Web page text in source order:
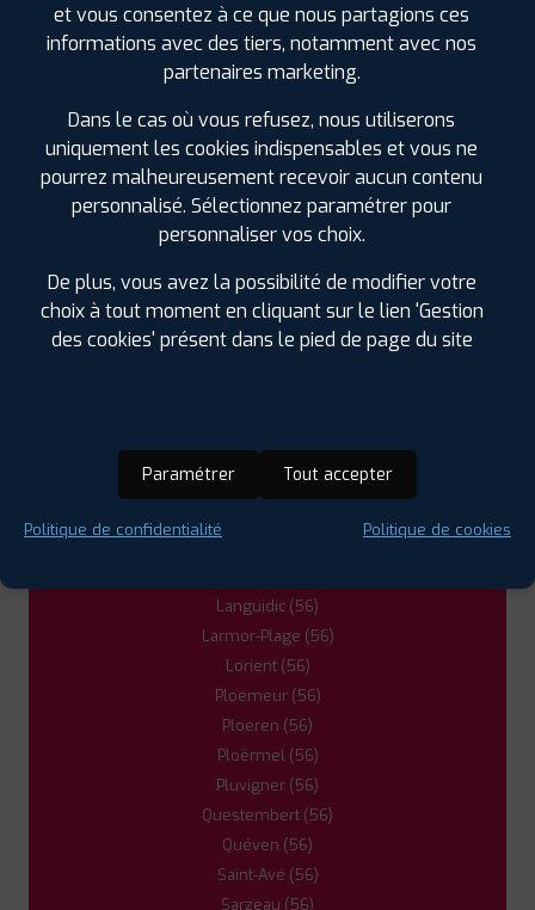
PROFIL PLUS MOREAC
ZI DU BRONUT 56500 MOREAC
4
PROFIL PLUSHENNEBONT
HENNEBONT
0297361688
HORAIRES | +D'INFOS
PROFIL PLUSQUEVEN
ZAC DU MORILLON
56530 QUEVEN
HORAIRES | +D'INFOS
RUE BARTHELEMY THIMONNIER 56800
LES GARAGES PROFIL PLUS
DANS LES VILLES À PROXIMITÉ
Auray (56)
Baud (56)
Brech (56)
Hennebont (56)
Herbignac (44)
Languidic (56)
Larmor-Plage (56)
Lorient (56)
Ploemeur (56)
Ploeren (56)
Ploërmel (56)
Pluvigner (56)
Questembert (56)
Quéven (56)
Saint-Avé (56)
Sarzeau (56)
et vous consentez à ce que nous partagions ces
informations avec des tiers, notamment avec nos
partenaires marketing.
Dans le cas où vous refusez, nous utiliserons
uniquement les cookies indispensables et vous ne
pourrez malheureusement recevoir aucun contenu
personnalisé. Sélectionnez paramétrer pour
personnaliser vos choix.
De plus, vous avez la possibilité de modifier votre
choix à tout moment en cliquant sur le lien 'Gestion
des cookies' présent dans le pied de page du site
Paramétrer Tout accepter
Politique de confidentialité Politique de cookies